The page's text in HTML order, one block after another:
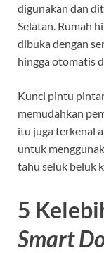
digunakan dan
Selatan. Rumah
dibuka dengan
hingga otomatis
Kunci pintu
memudahkan
itu juga terkenal
untuk
tahu seluk beluk
5
Smart